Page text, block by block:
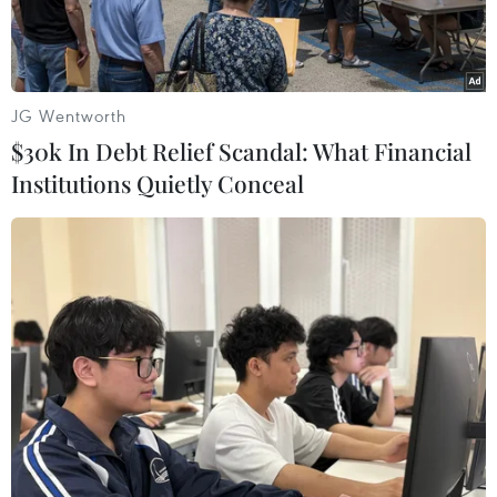
Đúng 12 giờ ngày 20/11 (giờ Việt Nam), album
mới nhất mang tựa đề"BE"của nhóm nhạc Hàn
Quốc BTS đã đồng thời được phát hành trên
toàn cầu sau thành công vang dội của đĩa đơn
"Dynamite."
"BE" gồm 8 ca khúc, là album gồm các ca khúc
JG Wentworth
$30k In Debt Relief Scandal: What Financial
Institutions Quietly Conceal